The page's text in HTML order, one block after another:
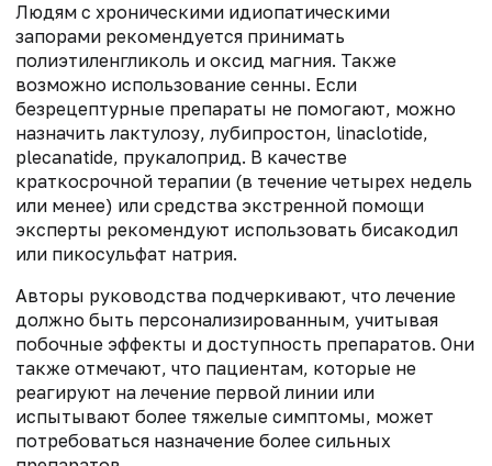
Людям с хроническими идиопатическими
запорами рекомендуется принимать
полиэтиленгликоль и оксид магния. Также
возможно использование сенны. Если
безрецептурные препараты не помогают, можно
назначить лактулозу, лубипростон, linaclotide,
plecanatide, прукалоприд. В качестве
краткосрочной терапии (в течение четырех недель
или менее) или средства экстренной помощи
эксперты рекомендуют использовать бисакодил
или пикосульфат натрия.
Авторы руководства подчеркивают, что лечение
должно быть персонализированным, учитывая
побочные эффекты и доступность препаратов. Они
также отмечают, что пациентам, которые не
реагируют на лечение первой линии или
испытывают более тяжелые симптомы, может
потребоваться назначение более сильных